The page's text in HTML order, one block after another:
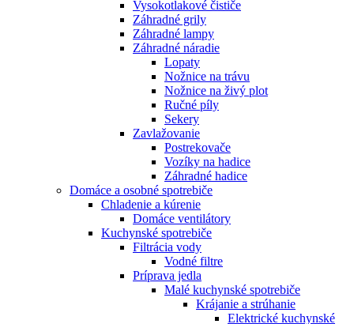
Vysokotlakové čističe
Záhradné grily
Záhradné lampy
Záhradné náradie
Lopaty
Nožnice na trávu
Nožnice na živý plot
Ručné píly
Sekery
Zavlažovanie
Postrekovače
Vozíky na hadice
Záhradné hadice
Domáce a osobné spotrebiče
Chladenie a kúrenie
Domáce ventilátory
Kuchynské spotrebiče
Filtrácia vody
Vodné filtre
Príprava jedla
Malé kuchynské spotrebiče
Krájanie a strúhanie
Elektrické kuchynské